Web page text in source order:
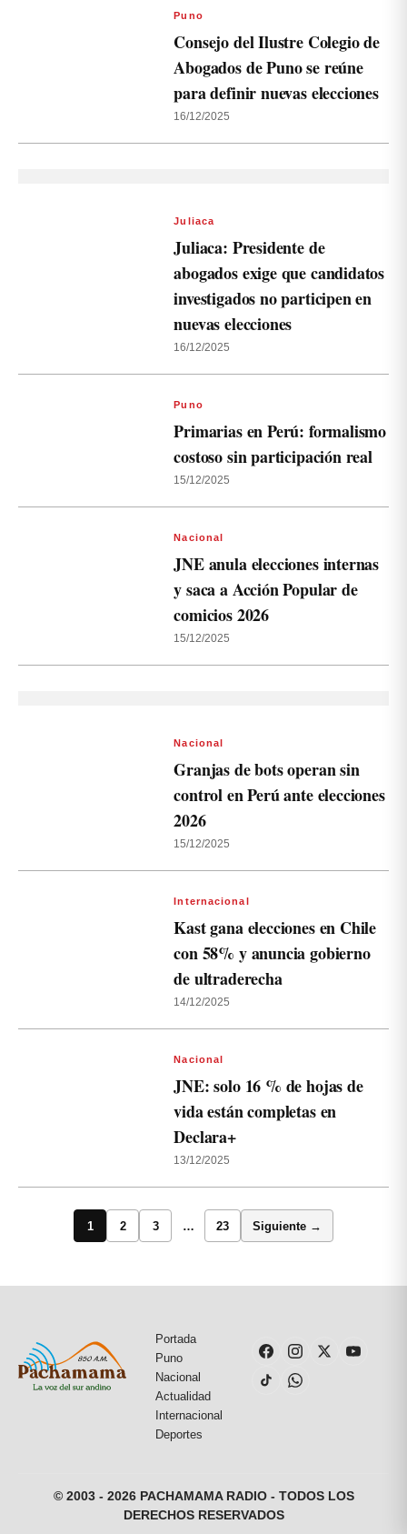
Puno
Consejo del Ilustre Colegio de
Abogados de Puno se reúne
para definir nuevas elecciones
16/12/2025
Juliaca
Juliaca: Presidente de
abogados exige que candidatos
investigados no participen en
nuevas elecciones
16/12/2025
Puno
Primarias en Perú: formalismo
costoso sin participación real
15/12/2025
Nacional
JNE anula elecciones internas
y saca a Acción Popular de
comicios 2026
15/12/2025
Nacional
Granjas de bots operan sin
control en Perú ante elecciones
2026
15/12/2025
Internacional
Kast gana elecciones en Chile
con 58% y anuncia gobierno
de ultraderecha
14/12/2025
Nacional
JNE: solo 16 % de hojas de
vida están completas en
Declara+
13/12/2025
1 2 3 … 23 Siguiente →
Portada
Puno
Nacional
Actualidad
Internacional
Deportes
© 2003 - 2026 PACHAMAMA RADIO - TODOS LOS
DERECHOS RESERVADOS